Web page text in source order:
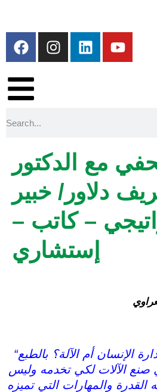
مع الدكتور
دلاور/ خبير
– كاتب –
إستشاري
“من الذي سيتولى الإدارة الإنسان أم الآلة؟ بالطبع
صنع الآلات لكي تخدمه وليس
والمهارات التي تميزه